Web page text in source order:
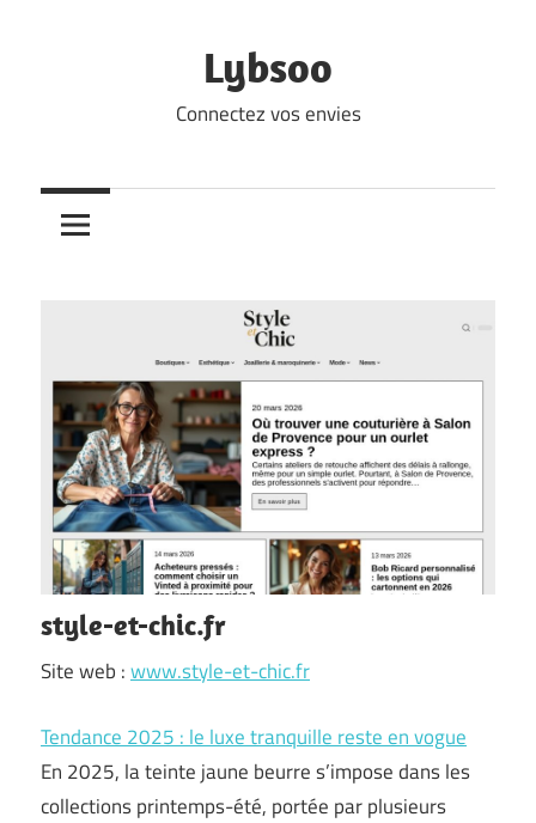
Lybsoo
Connectez vos envies
style-et-chic.fr
Site web :www.style-et-chic.fr
Tendance 2025 : le luxe tranquille reste en vogue
En 2025, la teinte jaune beurre s’impose dans les
collections printemps-été, portée par plusieurs